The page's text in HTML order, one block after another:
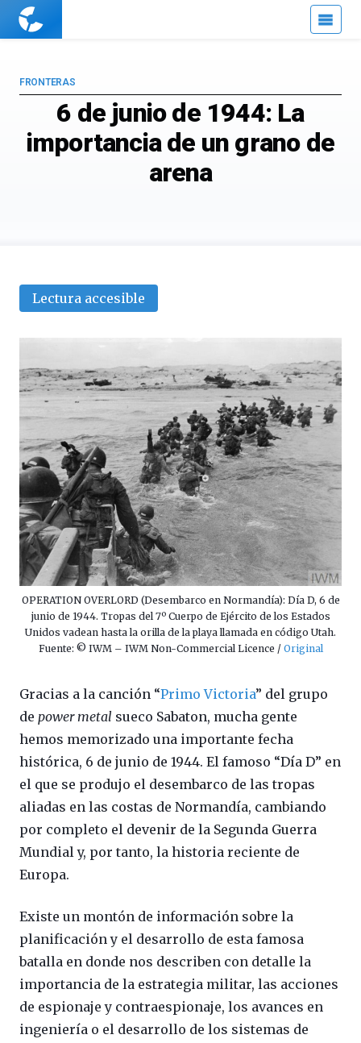
Cuaderno
6 de junio de 1944: La
importancia de un grano de
arena
FRONTERAS
Lectura accesible
OPERATION OVERLORD (Desembarco en Normandía): Día D, 6 de
junio de 1944. Tropas del 7º Cuerpo de Ejército de los Estados
Unidos vadean hasta la orilla de la playa llamada en código Utah.
Fuente: © IWM – IWM Non-Commercial Licence / Original
Gracias a la canción “Primo Victoria” del grupo
de power metal sueco Sabaton, mucha gente
hemos memorizado una importante fecha
histórica, 6 de junio de 1944. El famoso “Día D” en
el que se produjo el desembarco de las tropas
aliadas en las costas de Normandía, cambiando
por completo el devenir de la Segunda Guerra
Mundial y, por tanto, la historia reciente de
Europa.
Existe un montón de información sobre la
planificación y el desarrollo de esta famosa
batalla en donde nos describen con detalle la
importancia de la estrategia militar, las acciones
de espionaje y contraespionaje, los avances en
ingeniería o el desarrollo de los sistemas de